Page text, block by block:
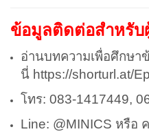
ข้อมูลติดต่อสำหรับ
อ่านบทความเพื่อศึกษ
นี่ https://shorturl.at/
โทร: 083-1417449,
Line: @MINICS หรือ